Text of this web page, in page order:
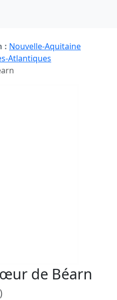
: Nouvelle-Aquitaine
Atlantiques
de Béarn